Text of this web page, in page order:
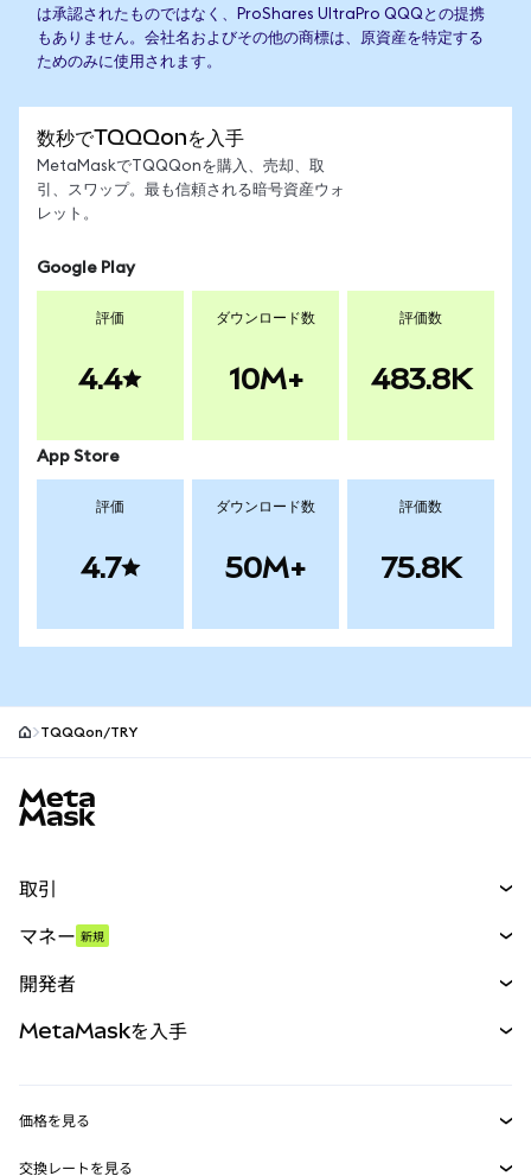
は承認されたものではなく、ProShares UltraPro QQQとの提携
もありません。会社名およびその他の商標は、原資産を特定する
ためのみに使用されます。
数秒でTQQQonを入手
MetaMaskでTQQQonを購入、売却、取
引、スワップ。最も信頼される暗号資産ウォ
レット。
Google Play
評価
4.4
ダウンロード数
10M+
評価数
483.8K
App Store
評価
4.7
ダウンロード数
50M+
評価数
75.8K
TQQQon/TRY
取引
パーペチュアル
RWA
マネー 新規
開発者
MetaMaskを入手
価格を見る
交換レートを見る